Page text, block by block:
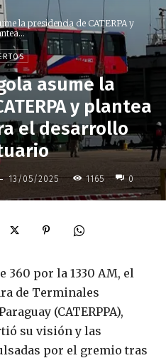
la presidencia de CATERPA y
asume la
y plantea
el desarrollo
- 13/05/2025 1165 0
360 por la 1330 AM, el
de Terminales
(CATERPPA),
su visión y las
por el gremio tras